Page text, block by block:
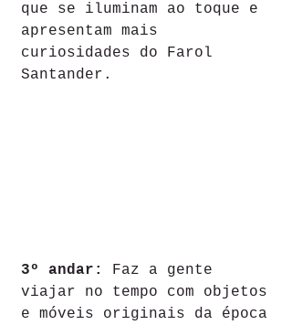
que se iluminam ao toque e
apresentam mais
curiosidades do Farol
Santander.
3º andar:
Faz a gente
viajar no tempo com objetos
e móveis originais da época